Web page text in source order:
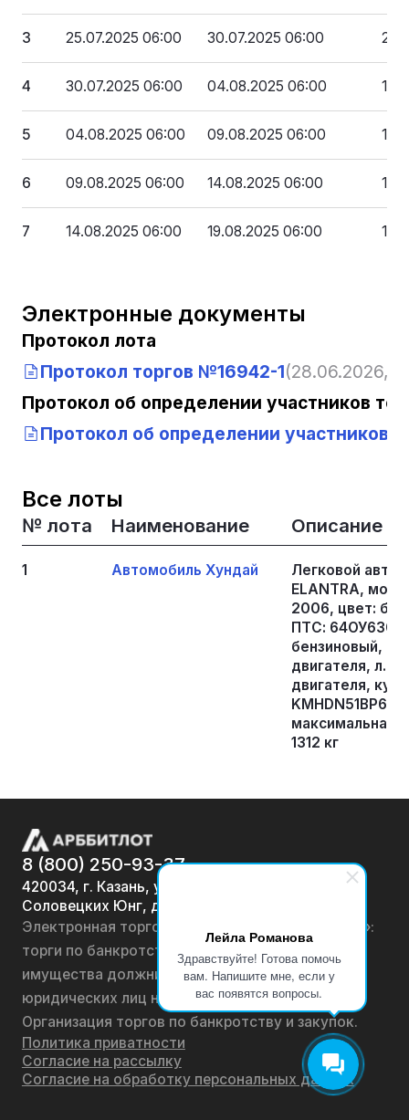
Лейла Романова
Здравствуйте! Готова помочь
вам. Напишите мне, если у
вас появятся вопросы.
3 25.07.2025 06:00 30.07.2025 06:00
4 30.07.2025 06:00 04.08.2025 06:00
5 04.08.2025 06:00 09.08.2025 06:00 170
6 09.08.2025 06:00 14.08.2025 06:00 141
7 14.08.2025 06:00 19.08.2025 06:00
Электронные документы
Протокол лота
Протокол торгов №16942-1(28.06.2026,
Протокол об определении участников
Протокол об определении участников
Все лоты
№ лота Наименование Описание
1 Автомобиль Хундай
Легковой
ELANTRA,
2006, цвет:
ПТС:
бензиновый,
двигателя, л.
двигателя,
максимальная
1312 кг
8 (800) 250-93-37
420034, г. Казань, ул.
Соловецких Юнг, д. 7
Электронная торговая площадка «АРББИТЛОТ»:
торги по банкротству, лоты по продаже
имущества должников физических лиц и
юридических лиц на онлайн-аукционах.
Организация торгов по банкротству и закупок.
Политика приватности
Согласие на рассылку
Согласие на обработку персональных данных